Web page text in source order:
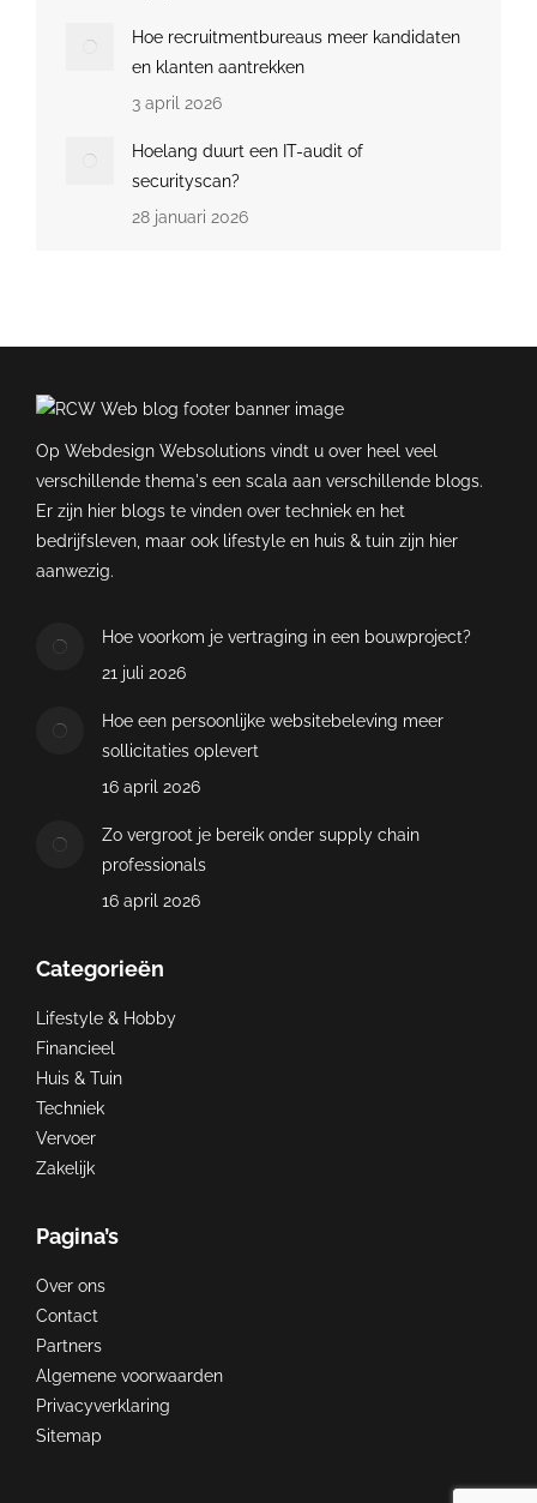
Hoe recruitmentbureaus meer kandidaten
en klanten aantrekken
3 april 2026
Hoelang duurt een IT-audit of
securityscan?
28 januari 2026
Op Webdesign Websolutions vindt u over heel veel
verschillende thema's een scala aan verschillende blogs.
Er zijn hier blogs te vinden over techniek en het
bedrijfsleven, maar ook lifestyle en huis & tuin zijn hier
aanwezig.
Hoe voorkom je vertraging in een bouwproject?
21 juli 2026
Hoe een persoonlijke websitebeleving meer
sollicitaties oplevert
16 april 2026
Zo vergroot je bereik onder supply chain
professionals
16 april 2026
Categorieën
Lifestyle & Hobby
Financieel
Huis & Tuin
Techniek
Vervoer
Zakelijk
Pagina’s
Over ons
Contact
Partners
Algemene voorwaarden
Privacyverklaring
Sitemap